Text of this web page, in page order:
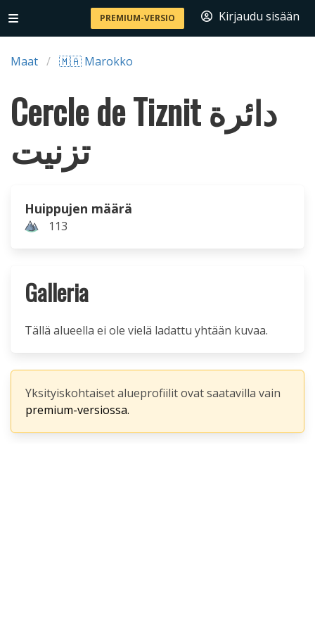
PREMIUM-VERSIO Kirjaudu sisään
Maat 🇲🇦 Marokko
Cercle de Tiznit دائرة
تزنيت
Huippujen määrä
113
Galleria
Tällä alueella ei ole vielä ladattu yhtään kuvaa.
Yksityiskohtaiset alueprofiilit ovat saatavilla vain
premium-versiossa.